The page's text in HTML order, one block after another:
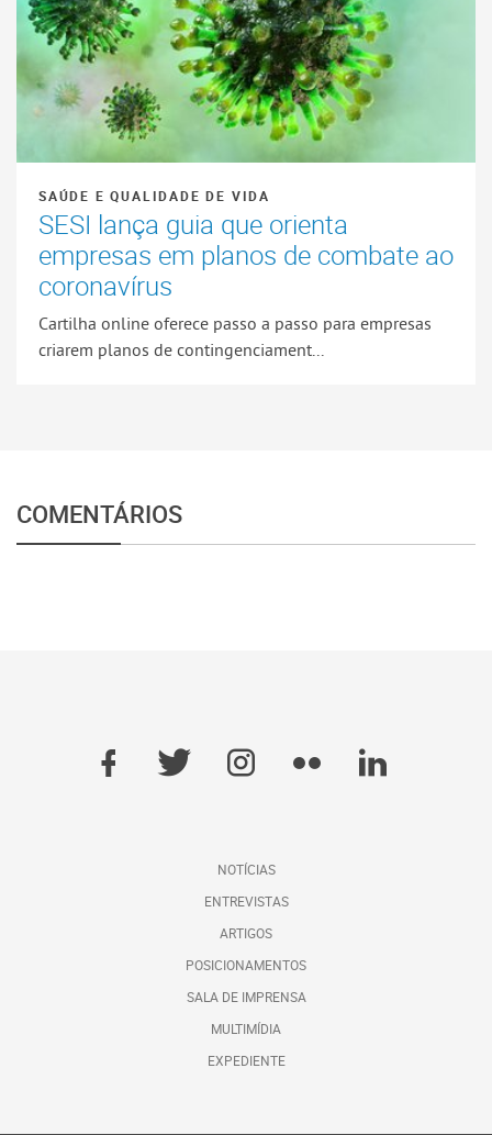
SAÚDE E QUALIDADE DE VIDA
SESI lança guia que orienta
empresas em planos de combate ao
coronavírus
Cartilha online oferece passo a passo para empresas
criarem planos de contingenciament...
COMENTÁRIOS
NOTÍCIAS
ENTREVISTAS
ARTIGOS
POSICIONAMENTOS
SALA DE IMPRENSA
MULTIMÍDIA
EXPEDIENTE